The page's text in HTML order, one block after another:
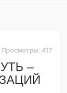
Просмотры: 417
–